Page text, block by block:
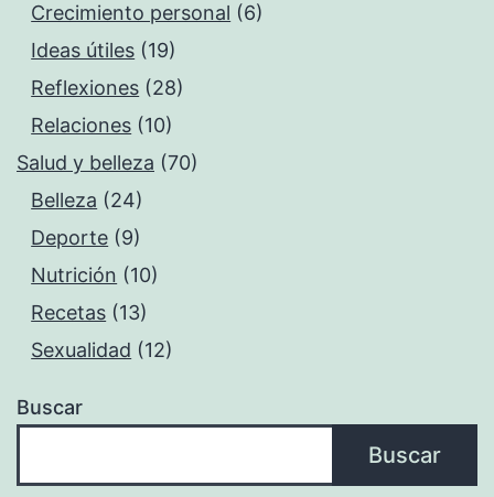
Crecimiento personal (6)
Ideas útiles (19)
Reflexiones (28)
Relaciones (10)
Salud y belleza (70)
Belleza (24)
Deporte (9)
Nutrición (10)
Recetas (13)
Sexualidad (12)
Buscar
Buscar